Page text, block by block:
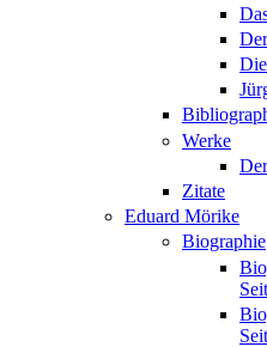
Werke
Zitate
Eduard Mörike
Biographie